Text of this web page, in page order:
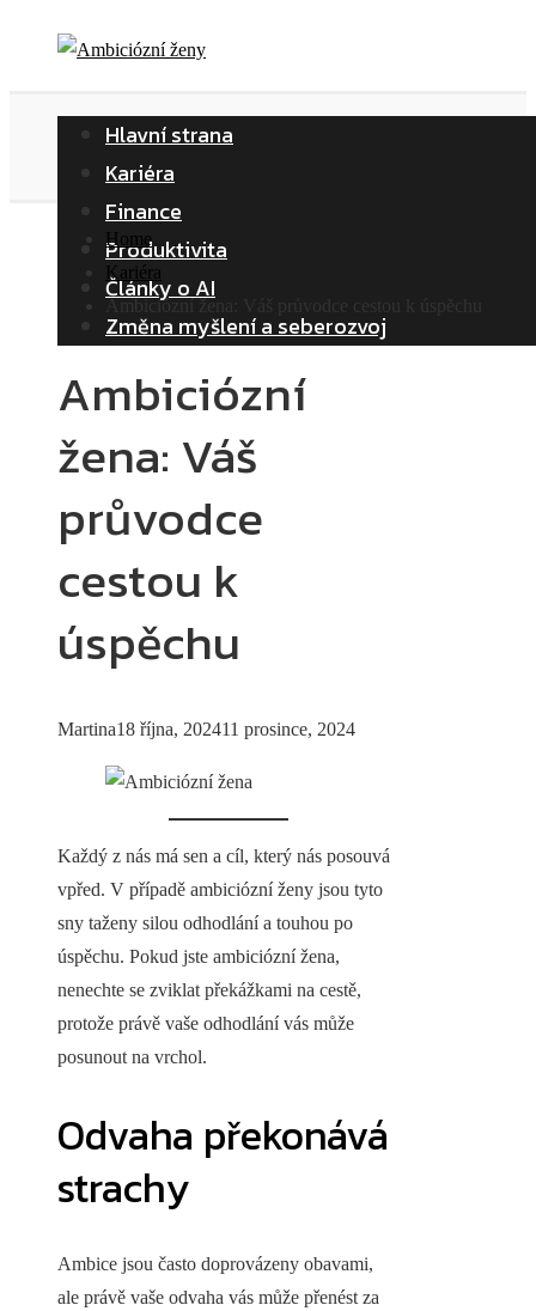
Hlavní strana
Kariéra
Finance
Produktivita
Články o AI
Změna myšlení a seberozvoj
Home
Kariéra
Ambiciózní žena: Váš průvodce cestou k úspěchu
Ambiciózní
žena: Váš
průvodce
cestou k
úspěchu
Martina18 října, 202411 prosince, 2024
Každý z nás má sen a cíl, který nás posouvá
vpřed. V případě ambiciózní ženy jsou tyto
sny taženy silou odhodlání a touhou po
úspěchu. Pokud jste ambiciózní žena,
nenechte se zviklat překážkami na cestě,
protože právě vaše odhodlání vás může
posunout na vrchol.
Odvaha překonává
strachy
Ambice jsou často doprovázeny obavami,
ale právě vaše odvaha vás může přenést za